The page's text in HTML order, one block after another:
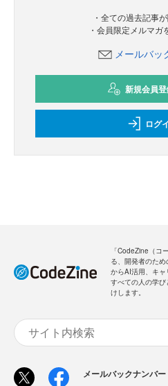
・全ての過去記事
・会員限定メルマガ
メールバッ
新規会員
ログ
「CodeZine（コ
る、開発者のた
からAI活用、キ
すべての人の学
けします。
メールバックナンバー